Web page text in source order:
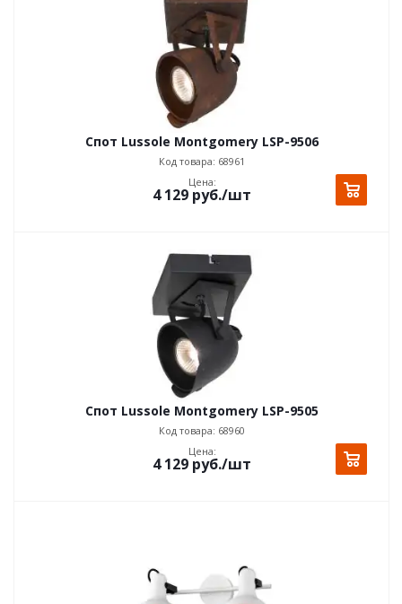
Спот Lussole Montgomery LSP-9506
Код товара: 68961
Цена:
4 129 руб./шт
Спот Lussole Montgomery LSP-9505
Код товара: 68960
Цена:
4 129 руб./шт